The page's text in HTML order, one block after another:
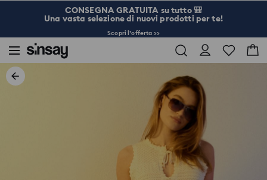
CONSEGNA GRATUITA su tutto 🎒
Una vasta selezione di nuovi prodotti per te!
Scopri l’offerta >>